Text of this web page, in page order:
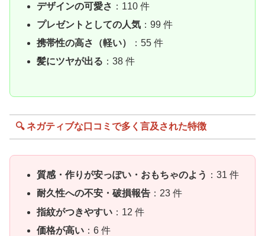
デザインの可愛さ ：110 件
プレゼントとしての人気 ：99 件
携帯性の高さ（軽い）
：55 件
髪にツヤが出る ：38 件
🔍 ネガティブな口コミで多く言及された特徴
質感・作りが安っぽい・おもちゃのよう ：31 件
耐久性への不安・破損報告 ：23 件
指紋がつきやすい ：12 件
価格が高い ：6 件